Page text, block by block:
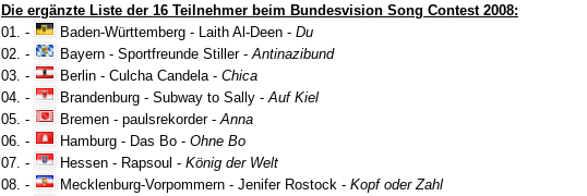
Die ergänzte Liste der 16 Teilnehmer beim Bundesvision Song Contest 2008:
01. -
Baden-Württemberg - Laith Al-Deen - Du
02. -
Bayern - Sportfreunde Stiller - Antinazibund
03. -
Berlin - Culcha Candela - Chica
04. -
Brandenburg - Subway to Sally - Auf Kiel
05. -
Bremen - paulsrekorder - Anna
06. -
Hamburg - Das Bo - Ohne Bo
07. -
Hessen - Rapsoul - König der Welt
08. -
Mecklenburg-Vorpommern - Jenifer Rostock - Kopf oder Zahl